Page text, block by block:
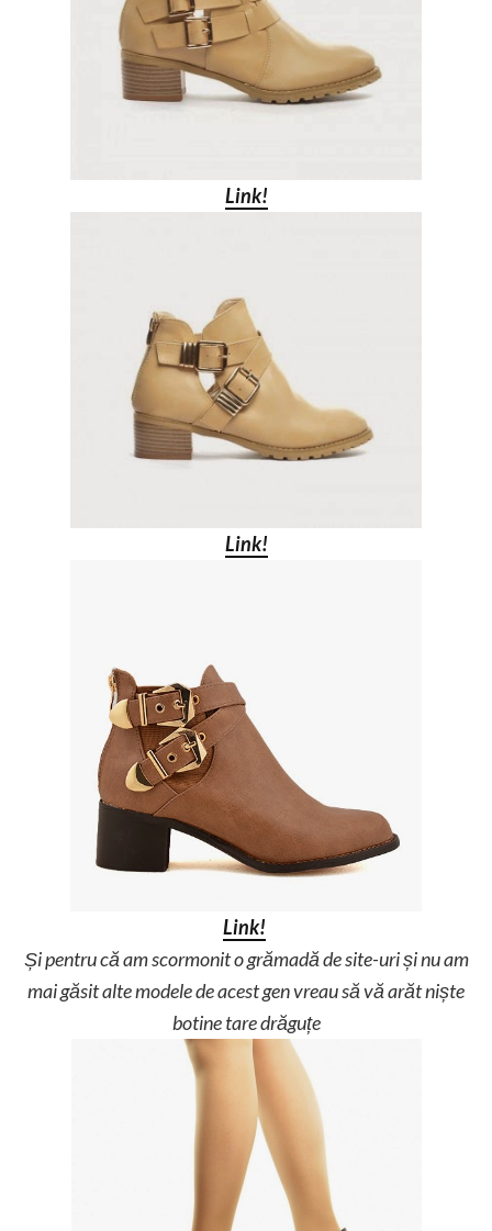
Link!
Link!
Link!
Și pentru că am scormonit o grămadă de site-uri și nu am
mai găsit alte modele de acest gen vreau să vă arăt niște
botine tare drăguțe